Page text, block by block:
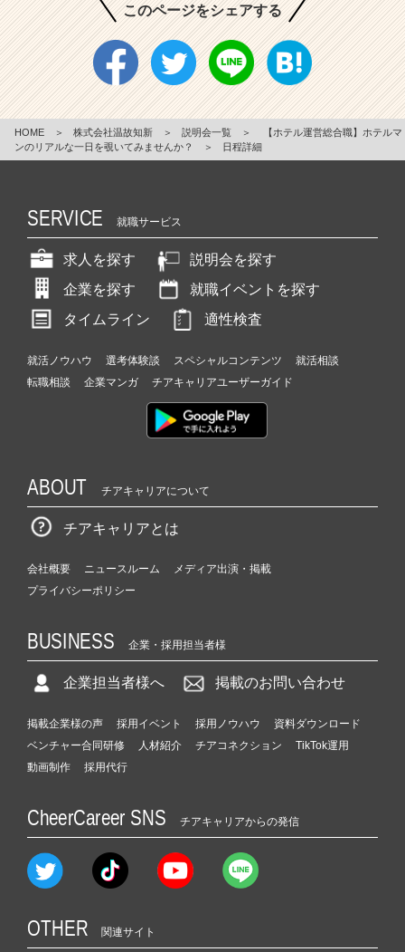
このページをシェアする
HOME ＞ 株式会社温故知新 ＞ 説明会一覧 ＞
【ホテル運営総合職】ホテルマ
ンのリアルな一日を覗いてみませんか？
＞ 日程詳細
SERVICE 就職サービス
求人を探す
説明会を探す
企業を探す
就職イベントを探す
タイムライン
適性検査
就活ノウハウ 選考体験談 スペシャルコンテンツ
就活相談
転職相談
企業マンガ チアキャリアユーザーガイド
ABOUT チアキャリアについて
チアキャリアとは
会社概要 ニュースルーム
メディア出演・掲載
プライバシーポリシー
BUSINESS 企業・採用担当者様
企業担当者様へ 掲載のお問い合わせ
掲載企業様の声 採用イベント 採用ノウハウ
資料ダウンロード
ベンチャー合同研修
人材紹介 チアコネクション
TikTok運用
動画制作
採用代行
CheerCareer SNS チアキャリアからの発信
OTHER 関連サイト